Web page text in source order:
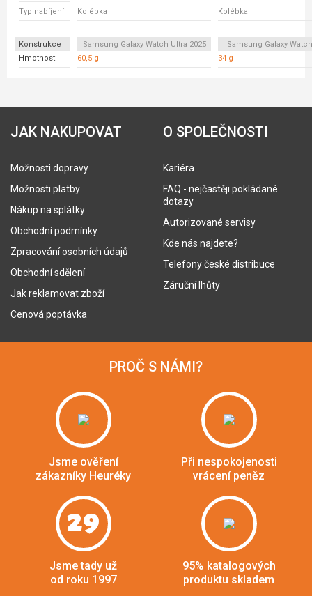
Typ nabíjení Kolébka Kolébka
Konstrukce Samsung Galaxy Watch Ultra 2025
Samsung Galaxy
Hmotnost
60,5 g 34 g
JAK NAKUPOVAT
Možnosti dopravy
Možnosti platby
Nákup na splátky
Obchodní podmínky
Zpracování osobních údajů
Obchodní sdělení
Jak reklamovat zboží
Cenová poptávka
O SPOLEČNOSTI
Kariéra
FAQ - nejčastěji pokládané
dotazy
Autorizované servisy
Kde nás najdete?
Telefony české distribuce
Záruční lhůty
PROČ S NÁMI?
Jsme ověření
zákazníky Heuréky
Při nespokojenosti
vrácení peněz
29
Jsme tady už
od roku 1997
95% katalogových
produktu skladem